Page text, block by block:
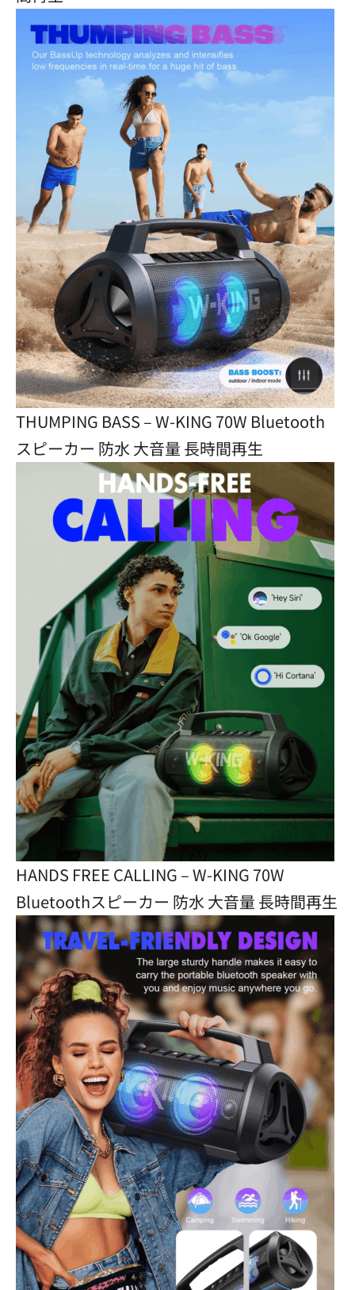
THUMPING BASS – W-KING 70W Bluetooth
スピーカー 防水 大音量 長時間再生
HANDS FREE CALLING – W-KING 70W
Bluetoothスピーカー 防水 大音量 長時間再生